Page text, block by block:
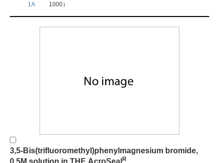
1A
1000）
3,5-Bis(trifluoromethyl)phenylmagnesium bromide,
R